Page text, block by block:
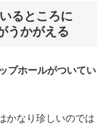
るところに
うかがえる
プホールがついてい
かなり珍しいのでは